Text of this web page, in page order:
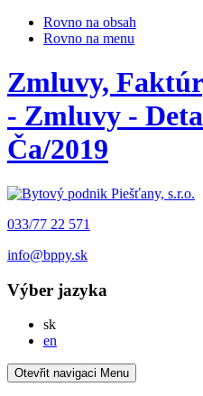
Rovno na obsah
Rovno na menu
Zmluvy,
- Zmluvy -
Ča/2019
033/77 22 571
info@bppy.sk
Výber jazyka
skSlovensky
en
Otevřit navigaci Menu